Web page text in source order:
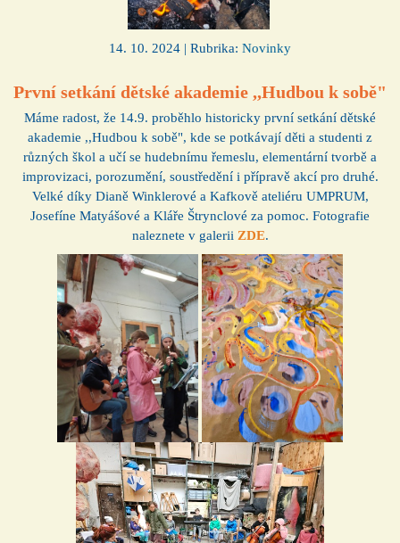
14. 10. 2024 | Rubrika: Novinky
První setkání dětské akademie ,,Hudbou k sobě"
Máme radost, že 14.9. proběhlo historicky první setkání dětské
akademie ,,Hudbou k sobě", kde se potkávají děti a studenti z
různých škol a učí se hudebnímu řemeslu, elementární tvorbě a
improvizaci, porozumění, soustředění i přípravě akcí pro druhé.
Velké díky Dianě Winklerové a Kafkově ateliéru UMPRUM,
Josefíne Matyášové a Kláře Štrynclové za pomoc. Fotografie
naleznete v galerii ZDE.